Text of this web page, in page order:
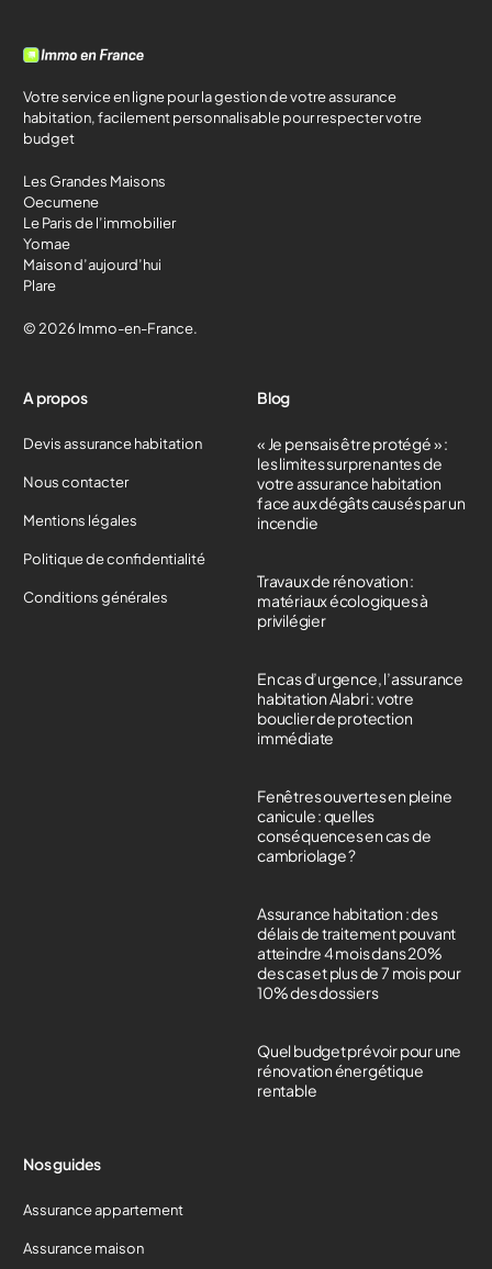
Votre service en ligne pour la gestion de votre assurance
habitation, facilement personnalisable pour respecter votre
budget
Les Grandes Maisons
Oecumene
Le Paris de l’immobilier
Yomae
Maison d’aujourd’hui
Plare
© 2026 Immo-en-France.
A propos
Devis assurance habitation
Nous contacter
Mentions légales
Politique de confidentialité
Conditions générales
Blog
« Je pensais être protégé » :
les limites surprenantes de
votre assurance habitation
face aux dégâts causés par un
incendie
Travaux de rénovation :
matériaux écologiques à
privilégier
En cas d’urgence, l’assurance
habitation Alabri : votre
bouclier de protection
immédiate
Fenêtres ouvertes en pleine
canicule : quelles
conséquences en cas de
cambriolage ?
Assurance habitation : des
délais de traitement pouvant
atteindre 4 mois dans 20%
des cas et plus de 7 mois pour
10% des dossiers
Quel budget prévoir pour une
rénovation énergétique
rentable
Nos guides
Assurance appartement
Assurance maison